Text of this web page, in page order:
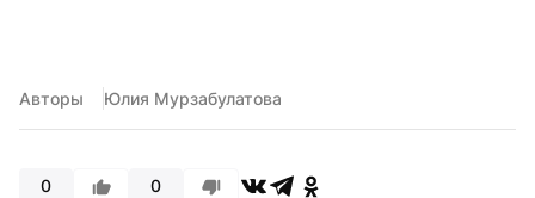
Авторы Юлия Мурзабулатова
0 0